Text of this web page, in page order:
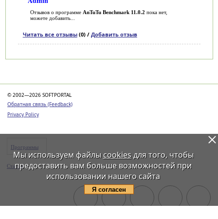
Отзывов о программе AnTuTu Benchmark 11.0.2 пока нет,
можете добавить...
Читать все отзывы(0) / Добавить отзыв
© 2002—2026 SOFTPORTAL
Обратная связь (Feedback)
Privacy Policy
Программы
Статьи
Мы используем файлы cookiesдля того, чтобы
предоставить вам больше возможностей при
использовании нашего сайта